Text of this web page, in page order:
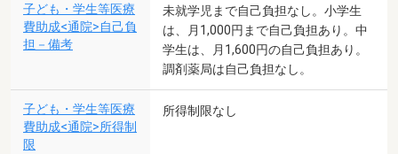
子ども・学生等医療
費助成<通院>自己負
担－備考
未就学児まで自己負担なし。小学生
は、月1,000円まで自己負担あり。中
学生は、月1,600円の自己負担あり。
調剤薬局は自己負担なし。
子ども・学生等医療
費助成<通院>所得制
限
所得制限なし